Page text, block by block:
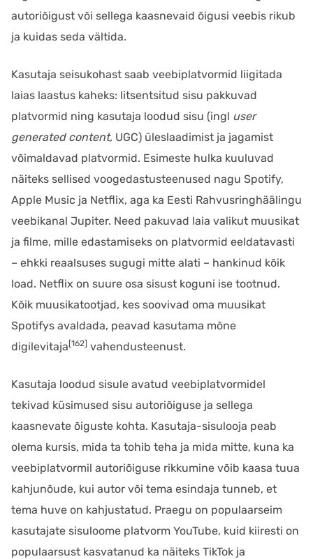
autoriõigust või sellega kaasnevaid õigusi veebis rikub
ja kuidas seda vältida.
Kasutaja seisukohast saab veebiplatvormid liigitada
laias laastus kaheks: litsentsitud sisu pakkuvad
platvormid ning kasutaja loodud sisu (ingl user
generated content, UGC) üleslaadimist ja jagamist
võimaldavad platvormid. Esimeste hulka kuuluvad
näiteks sellised voogedastusteenused nagu Spotify,
Apple Music ja Netflix, aga ka Eesti Rahvusringhäälingu
veebikanal Jupiter. Need pakuvad laia valikut muusikat
ja filme, mille edastamiseks on platvormid eeldatavasti
– ehkki reaalsuses sugugi mitte alati – hankinud kõik
load. Netflix on suure osa sisust koguni ise tootnud.
Kõik muusikatootjad, kes soovivad oma muusikat
Spotifys avaldada, peavad kasutama mõne
digilevitaja [162] vahendusteenust.
Kasutaja loodud sisule avatud veebiplatvormidel
tekivad küsimused sisu autoriõiguse ja sellega
kaasnevate õiguste kohta. Kasutaja-sisulooja peab
olema kursis, mida ta tohib teha ja mida mitte, kuna ka
veebiplatvormil autoriõiguse rikkumine võib kaasa tuua
kahjunõude, kui autor või tema esindaja tunneb, et
tema huve on kahjustatud. Praegu on populaarseim
kasutajate sisuloome platvorm YouTube, kuid kiiresti on
populaarsust kasvatanud ka näiteks TikTok ja